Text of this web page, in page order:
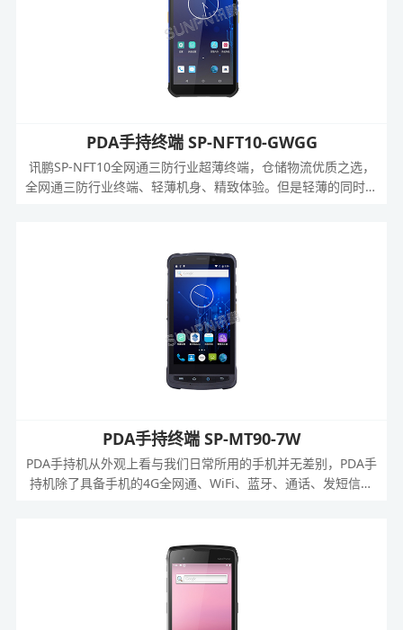
PDA手持终端 SP-NFT10-GWGG
讯鹏SP-NFT10全网通三防行业超薄终端，仓储物流优质之选，
全网通三防行业终端、轻薄机身、精致体验。但是轻薄的同时它
PDA手持终端 SP-MT90-7W
PDA手持机从外观上看与我们日常所用的手机并无差别，PDA手
持机除了具备手机的4G全网通、WiFi、蓝牙、通话、发短信、
话、具备数据采集、传输及处理能力等，应用于各种场景。